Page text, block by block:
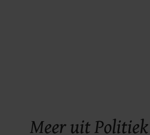
Meer uit Politiek